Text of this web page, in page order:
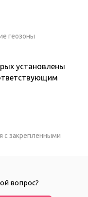
геозоны
установлены
с закрепленными
вопрос?